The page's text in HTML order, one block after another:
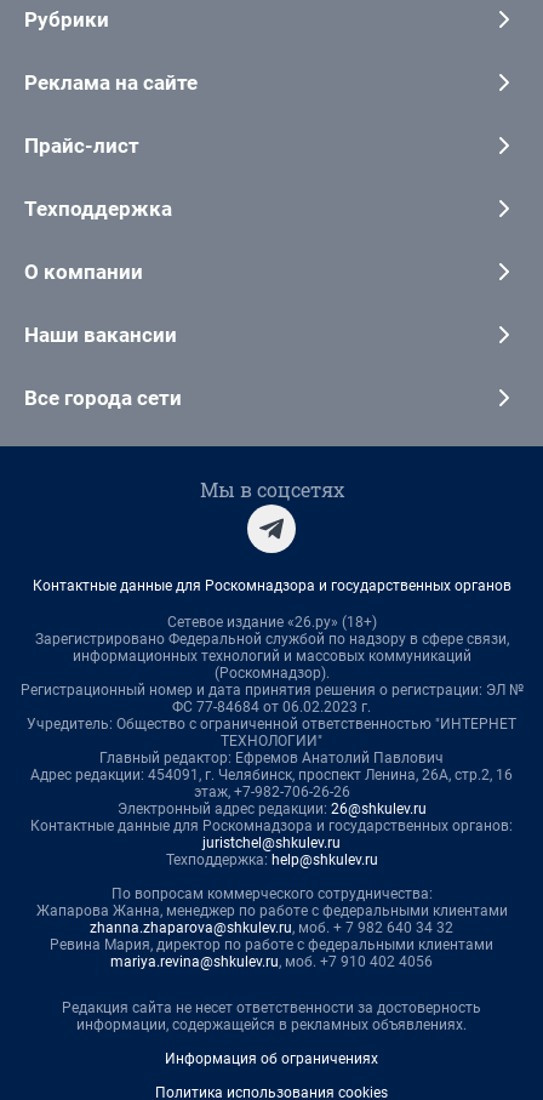
Рубрики
Реклама на сайте
Прайс-лист
Техподдержка
О компании
Наши вакансии
Все города сети
Мы в соцсетях
Контактные данные для Роскомнадзора и государственных органов
Сетевое издание «26.ру» (18+)
Зарегистрировано Федеральной службой по надзору в сфере связи,
информационных технологий и массовых коммуникаций
(Роскомнадзор).
Регистрационный номер и дата принятия решения о регистрации: ЭЛ №
ФС 77-84684 от 06.02.2023 г.
Учредитель: Общество с ограниченной ответственностью "ИНТЕРНЕТ
ТЕХНОЛОГИИ"
Главный редактор: Ефремов Анатолий Павлович
Адрес редакции: 454091, г. Челябинск, проспект Ленина, 26А, стр.2, 16
этаж, +7-982-706-26-26
Электронный адрес редакции: 26@shkulev.ru
Контактные данные для Роскомнадзора и государственных органов:
juristchel@shkulev.ru
Техподдержка: help@shkulev.ru
По вопросам коммерческого сотрудничества:
Жапарова Жанна, менеджер по работе с федеральными клиентами
zhanna.zhaparova@shkulev.ru, моб. + 7 982 640 34 32
Ревина Мария, директор по работе с федеральными клиентами
mariya.revina@shkulev.ru, моб. +7 910 402 4056
Редакция сайта не несет ответственности за достоверность
информации, содержащейся в рекламных объявлениях.
Информация об ограничениях
Политика использования cookies